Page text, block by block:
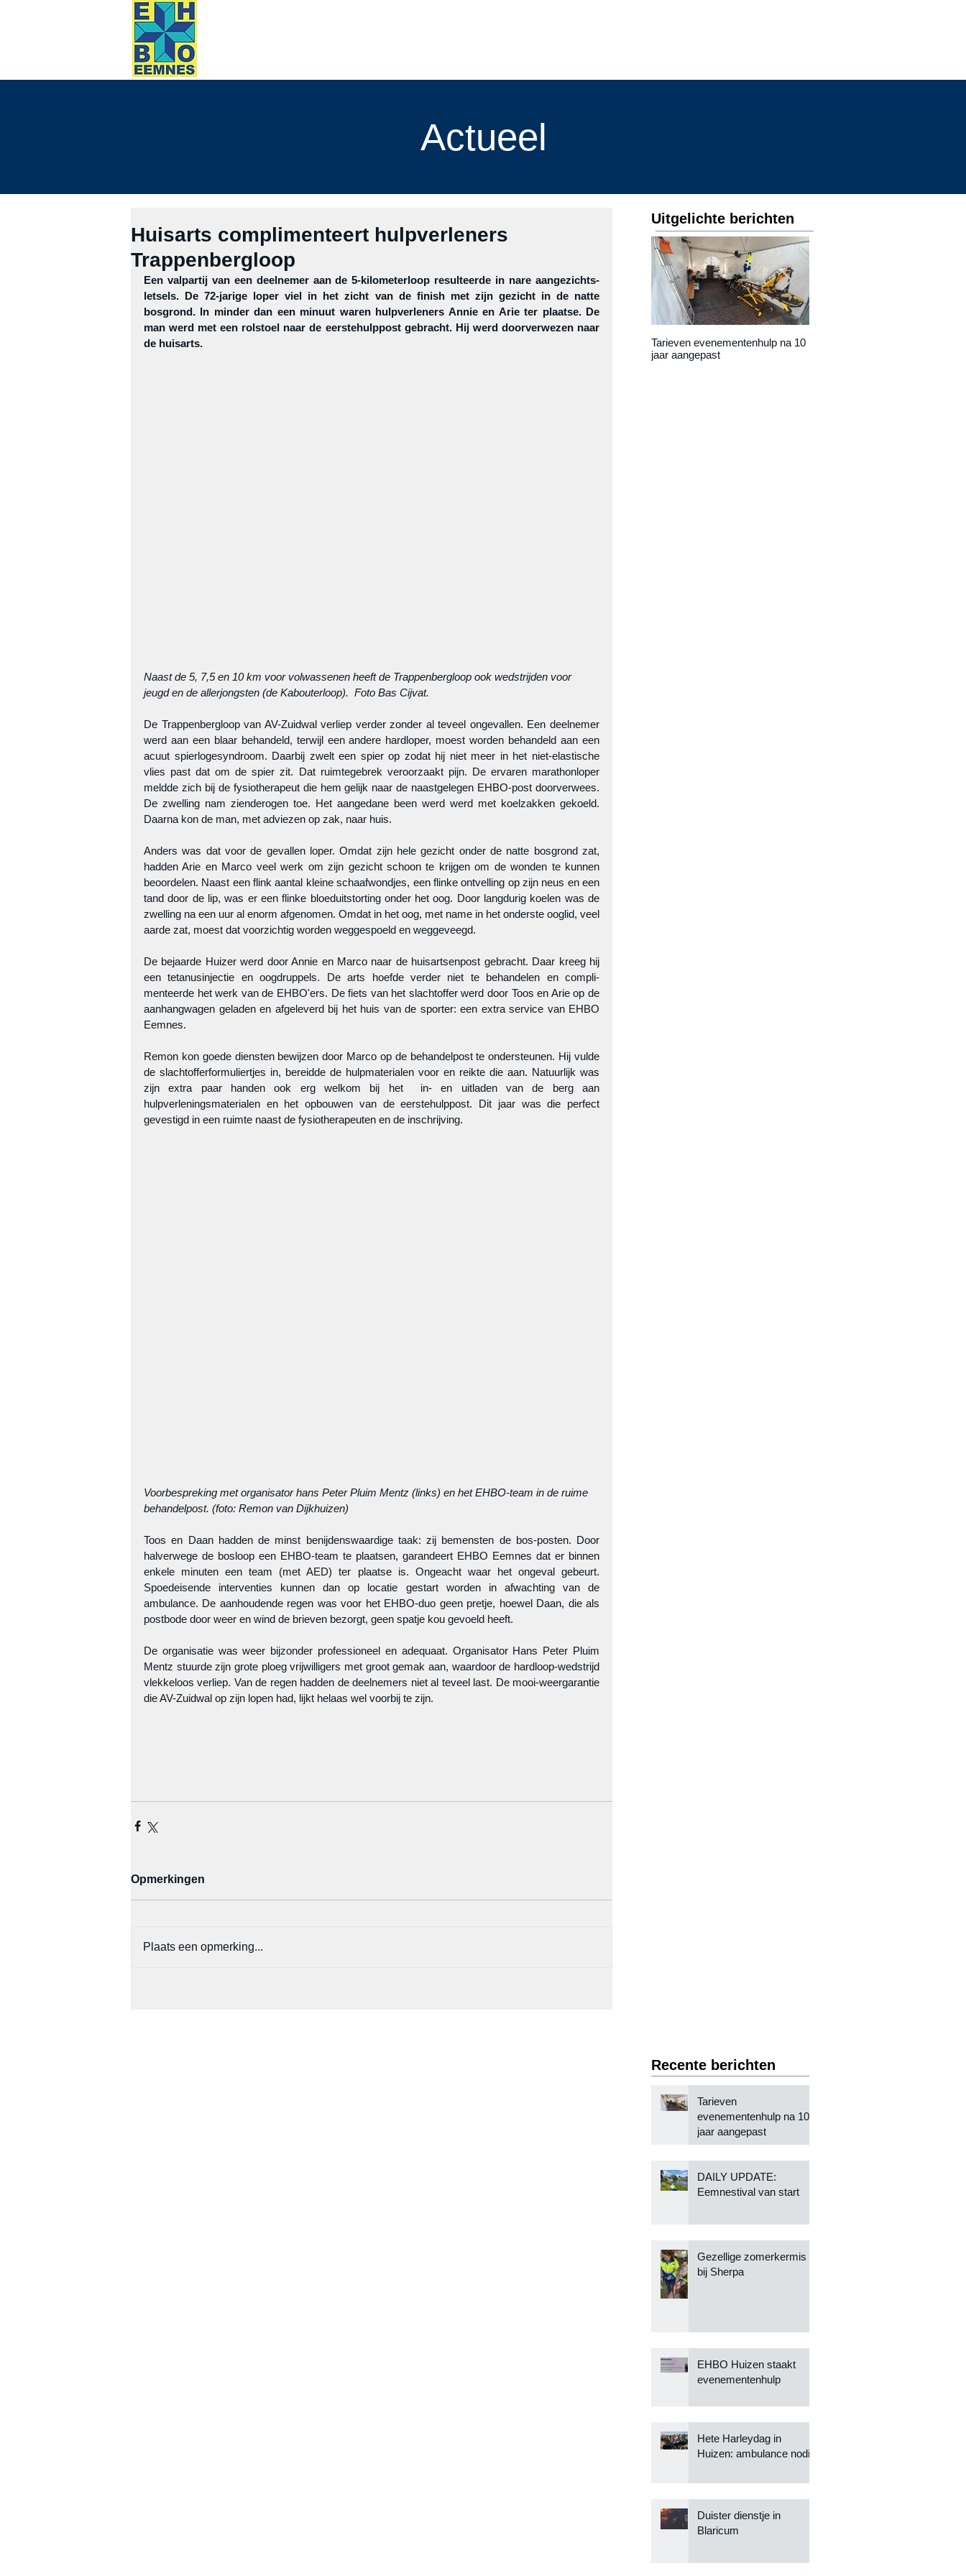
Actueel
Huisarts complimenteert hulpverleners
Trappenbergloop
Een valpartij van een deelnemer aan de 5-kilometerloop resulteerde in nare aangezichts-
letsels. De 72-jarige loper viel in het zicht van de finish met zijn gezicht in de natte
bosgrond. In minder dan een minuut waren hulpverleners Annie en Arie ter plaatse. De
man werd met een rolstoel naar de eerstehulppost gebracht. Hij werd doorverwezen naar
de huisarts.
Naast de 5, 7,5 en 10 km voor volwassenen heeft de Trappenbergloop ook wedstrijden voor
jeugd en de allerjongsten (de Kabouterloop).  Foto Bas Cijvat.
De Trappenbergloop van AV-Zuidwal verliep verder zonder al teveel ongevallen. Een deelnemer
werd aan een blaar behandeld, terwijl een andere hardloper, moest worden behandeld aan een
acuut spierlogesyndroom. Daarbij zwelt een spier op zodat hij niet meer in het niet-elastische
vlies past dat om de spier zit. Dat ruimtegebrek veroorzaakt pijn. De ervaren marathonloper
meldde zich bij de fysiotherapeut die hem gelijk naar de naastgelegen EHBO-post doorverwees.
De zwelling nam zienderogen toe. Het aangedane been werd werd met koelzakken gekoeld.
Daarna kon de man, met adviezen op zak, naar huis.
Anders was dat voor de gevallen loper. Omdat zijn hele gezicht onder de natte bosgrond zat,
hadden Arie en Marco veel werk om zijn gezicht schoon te krijgen om de wonden te kunnen
beoordelen. Naast een flink aantal kleine schaafwondjes, een flinke ontvelling op zijn neus en een
tand door de lip, was er een flinke bloeduitstorting onder het oog. Door langdurig koelen was de
zwelling na een uur al enorm afgenomen. Omdat in het oog, met name in het onderste ooglid, veel
aarde zat, moest dat voorzichtig worden weggespoeld en weggeveegd.
De bejaarde Huizer werd door Annie en Marco naar de huisartsenpost gebracht. Daar kreeg hij
een tetanusinjectie en oogdruppels. De arts hoefde verder niet te behandelen en compli-
menteerde het werk van de EHBO'ers. De fiets van het slachtoffer werd door Toos en Arie op de
aanhangwagen geladen en afgeleverd bij het huis van de sporter: een extra service van EHBO
Eemnes.
Remon kon goede diensten bewijzen door Marco op de behandelpost te ondersteunen. Hij vulde
de slachtofferformuliertjes in, bereidde de hulpmaterialen voor en reikte die aan. Natuurlijk was
zijn extra paar handen ook erg welkom bij het  in- en uitladen van de berg aan
hulpverleningsmaterialen en het opbouwen van de eerstehulppost. Dit jaar was die perfect
gevestigd in een ruimte naast de fysiotherapeuten en de inschrijving.
Voorbespreking met organisator hans Peter Pluim Mentz (links) en het EHBO-team in de ruime
behandelpost. (foto: Remon van Dijkhuizen)
Toos en Daan hadden de minst benijdenswaardige taak: zij bemensten de bos-posten. Door
halverwege de bosloop een EHBO-team te plaatsen, garandeert EHBO Eemnes dat er binnen
enkele minuten een team (met AED) ter plaatse is. Ongeacht waar het ongeval gebeurt.
Spoedeisende interventies kunnen dan op locatie gestart worden in afwachting van de
ambulance. De aanhoudende regen was voor het EHBO-duo geen pretje, hoewel Daan, die als
postbode door weer en wind de brieven bezorgt, geen spatje kou gevoeld heeft.
De organisatie was weer bijzonder professioneel en adequaat. Organisator Hans Peter Pluim
Mentz stuurde zijn grote ploeg vrijwilligers met groot gemak aan, waardoor de hardloop-wedstrijd
vlekkeloos verliep. Van de regen hadden de deelnemers niet al teveel last. De mooi-weergarantie
die AV-Zuidwal op zijn lopen had, lijkt helaas wel voorbij te zijn.
Opmerkingen
Plaats een opmerking...
Uitgelichte berichten
Tarieven evenementenhulp na 10
jaar aangepast
Recente berichten
Tarieven
evenementenhulp na 10
jaar aangepast
DAILY UPDATE:
Eemnestival van start
Gezellige zomerkermis
bij Sherpa
EHBO Huizen staakt
evenementenhulp
Hete Harleydag in
Huizen: ambulance nodig
Duister dienstje in
Blaricum